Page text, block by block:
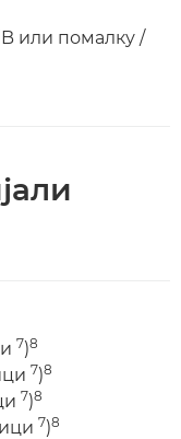
или помалку /
7)8
7)8
7)8
7)8